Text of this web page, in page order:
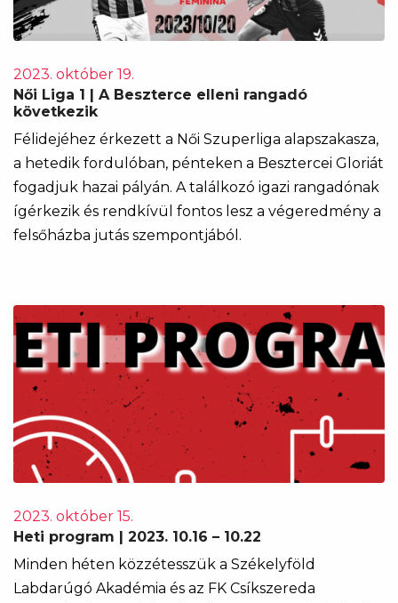
2023. október 19.
Női Liga 1 | A Beszterce elleni rangadó
következik
Félidejéhez érkezett a Női Szuperliga alapszakasza,
a hetedik fordulóban, pénteken a Besztercei Gloriát
fogadjuk hazai pályán. A találkozó igazi rangadónak
ígérkezik és rendkívül fontos lesz a végeredmény a
felsőházba jutás szempontjából.
2023. október 15.
Heti program | 2023. 10.16 – 10.22
Minden héten közzétesszük a Székelyföld
Labdarúgó Akadémia és az FK Csíkszereda